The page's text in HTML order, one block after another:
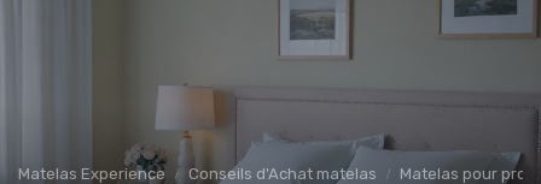
Matelas Experience Conseils d'Achat matelas Matelas pour